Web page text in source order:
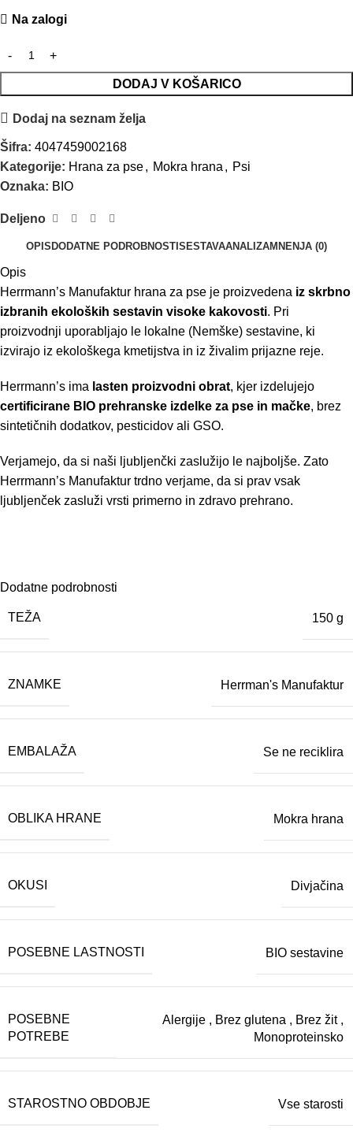
Na zalogi
DODAJ V KOŠARICO
Dodaj na seznam želja
Šifra: 4047459002168
Kategorije: Hrana za pse, Mokra hrana , Psi
Oznaka: BIO
Deljeno
OPIS DODATNE PODROBNOSTI SESTAVAANALIZAMNENJA (0)
Opis
Herrmann’s Manufaktur hrana za pse je proizvedena iz skrbno
izbranih ekoloških sestavin visoke kakovosti. Pri
proizvodnji uporabljajo le lokalne (Nemške) sestavine, ki
izvirajo iz ekološkega kmetijstva in iz živalim prijazne reje.
Herrmann’s ima lasten proizvodni obrat, kjer izdelujejo
certificirane BIO prehranske izdelke za pse in mačke, brez
sintetičnih dodatkov, pesticidov ali GSO.
Verjamejo, da si naši ljubljenčki zaslužijo le najboljše. Zato
Herrmann’s Manufaktur trdno verjame, da si prav vsak
ljubljenček zasluži vrsti primerno in zdravo prehrano.
Dodatne podrobnosti
TEŽA 150 g
ZNAMKE Herrman's Manufaktur
EMBALAŽA Se ne reciklira
OBLIKA HRANE Mokra hrana
OKUSI Divjačina
POSEBNE LASTNOSTI BIO sestavine
POSEBNE
POTREBE
Alergije , Brez glutena , Brez žit ,
Monoproteinsko
STAROSTNO OBDOBJE Vse starosti